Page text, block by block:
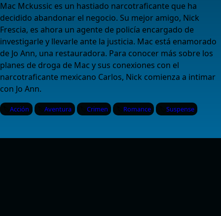
Mac Mckussic es un hastiado narcotraficante que ha
decidido abandonar el negocio. Su mejor amigo, Nick
Frescia, es ahora un agente de policía encargado de
investigarle y llevarle ante la justicia. Mac está enamorado
de Jo Ann, una restauradora. Para conocer más sobre los
planes de droga de Mac y sus conexiones con el
narcotraficante mexicano Carlos, Nick comienza a intimar
con Jo Ann.
Acción Aventura Crimen Romance Suspense